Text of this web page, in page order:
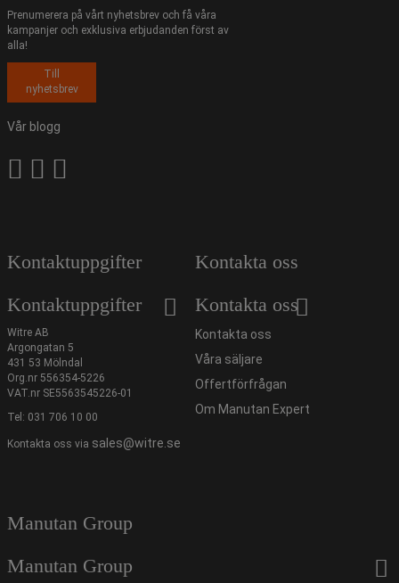
Prenumerera på vårt nyhetsbrev och få våra
kampanjer och exklusiva erbjudanden först av
alla!
Till
nyhetsbrev
Vår blogg
Kontaktuppgifter
Kontaktuppgifter
Witre AB
Argongatan 5
431 53 Mölndal
Org.nr 556354-5226
VAT.nr SE5563545226-01
Tel: 031 706 10 00
Kontakta oss via sales@witre.se
Kontakta oss
Kontakta oss
Kontakta oss
Våra säljare
Offertförfrågan
Om Manutan Expert
Manutan Group
Manutan Group